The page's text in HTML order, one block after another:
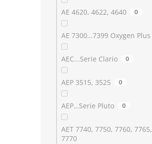
AE 4620, 4622, 4640 0
AE 7300…7399 Oxygen Plus
AEC...Serie Clario 0
AEP 3515, 3525 0
AEP…Serie Pluto 0
AET 7740, 7750, 7760, 7765,
7770